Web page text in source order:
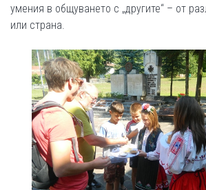
умения в общуването с „другите“ – от
или страна.